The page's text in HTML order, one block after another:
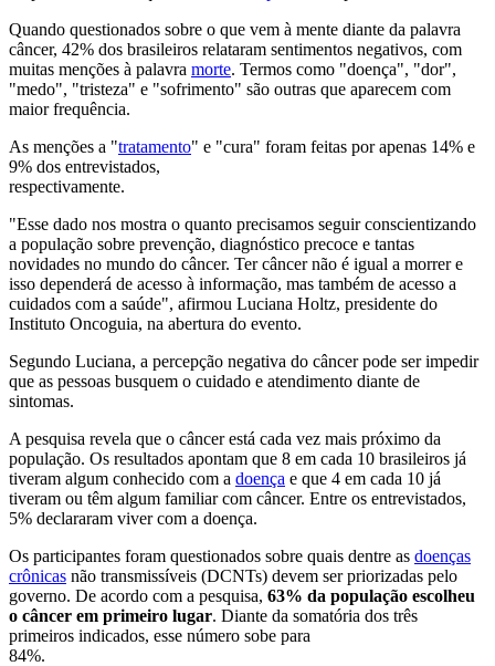
Quando questionados sobre o que vem à mente diante da palavra
câncer, 42% dos brasileiros relataram sentimentos negativos, com
muitas menções à palavra morte. Termos como "doença", "dor",
"medo", "tristeza" e "sofrimento" são outras que aparecem com
maior frequência.
As menções a "tratamento" e "cura" foram feitas por apenas 14% e
9% dos entrevistados,
respectivamente.
"Esse dado nos mostra o quanto precisamos seguir conscientizando
a população sobre prevenção, diagnóstico precoce e tantas
novidades no mundo do câncer. Ter câncer não é igual a morrer e
isso dependerá de acesso à informação, mas também de acesso a
cuidados com a saúde", afirmou Luciana Holtz, presidente do
Instituto Oncoguia, na abertura do evento.
Segundo Luciana, a percepção negativa do câncer pode ser impedir
que as pessoas busquem o cuidado e atendimento diante de
sintomas.
A pesquisa revela que o câncer está cada vez mais próximo da
população. Os resultados apontam que 8 em cada 10 brasileiros já
tiveram algum conhecido com a doença e que 4 em cada 10 já
tiveram ou têm algum familiar com câncer. Entre os entrevistados,
5% declararam viver com a doença.
Os participantes foram questionados sobre quais dentre as doenças
crônicas não transmissíveis (DCNTs) devem ser priorizadas pelo
governo. De acordo com a pesquisa, 63% da população escolheu
o câncer em primeiro lugar. Diante da somatória dos três
primeiros indicados, esse número sobe para
84%.